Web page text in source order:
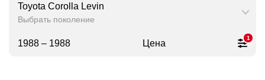
Toyota Corolla Levin
Выбрать поколение
1988 – 1988 Цена 1